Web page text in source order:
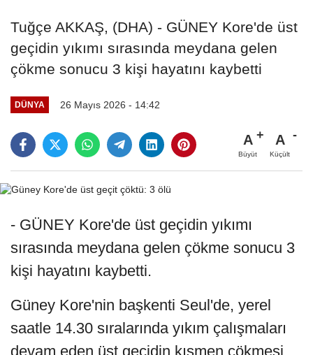
Tuğçe AKKAŞ, (DHA) - GÜNEY Kore'de üst
geçidin yıkımı sırasında meydana gelen
çökme sonucu 3 kişi hayatını kaybetti
DÜNYA 26 Mayıs 2026 - 14:42
A
Büyüt
A
Küçült
- GÜNEY Kore'de üst geçidin yıkımı
sırasında meydana gelen çökme sonucu 3
kişi hayatını kaybetti.
Güney Kore'nin başkenti Seul'de, yerel
saatle 14.30 sıralarında yıkım çalışmaları
devam eden üst geçidin kısmen çökmesi